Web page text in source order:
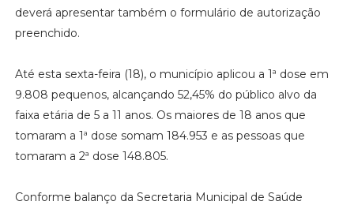
deverá apresentar também o formulário de autorização
preenchido.
Até esta sexta-feira (18), o município aplicou a 1ª dose em
9.808 pequenos, alcançando 52,45% do público alvo da
faixa etária de 5 a 11 anos. Os maiores de 18 anos que
tomaram a 1ª dose somam 184.953 e as pessoas que
tomaram a 2ª dose 148.805.
Conforme balanço da Secretaria Municipal de Saúde